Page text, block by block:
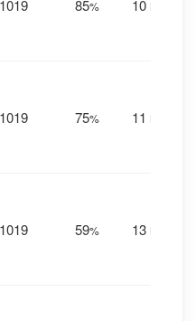
1019 85% 10
1019 75% 11
1019 59% 13